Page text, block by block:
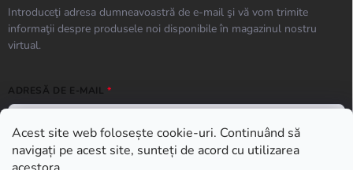
Acest site web folosește cookie-uri. Continuând să
navigați pe acest site, sunteți de acord cu utilizarea
Introduceţi adresa dumneavoastră de e-mail şi vă vom trimite
informaţii despre produsele noi disponibile în magazinul nostru
virtual.
ADRESĂ DE E-MAIL
ABONARE